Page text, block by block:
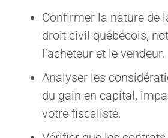
Confirmer la nature de
droit civil québécois,
l’acheteur et le vendeur.
Analyser les
du gain en capital,
votre fiscaliste.
Fusions et acquisitions
Services en droit fiscal
Services en droit corporatif
Services de succession d’entreprise